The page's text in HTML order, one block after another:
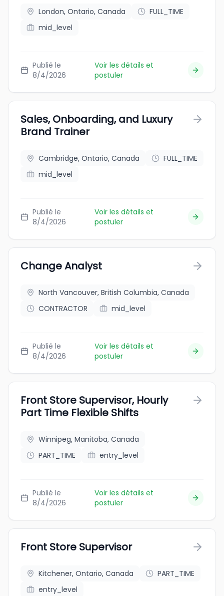
London, Ontario, Canada
FULL_TIME
mid_level
Publié le
8/4/2026
Voir les détails et
postuler
Sales, Onboarding, and Luxury
Brand Trainer
Cambridge, Ontario, Canada
FULL_TIME
mid_level
Publié le
8/4/2026
Voir les détails et
postuler
Change Analyst
North Vancouver, British Columbia, Canada
CONTRACTOR
mid_level
Publié le
8/4/2026
Voir les détails et
postuler
Front Store Supervisor, Hourly
Part Time Flexible Shifts
Winnipeg, Manitoba, Canada
PART_TIME
entry_level
Publié le
8/4/2026
Voir les détails et
postuler
Front Store Supervisor
Kitchener, Ontario, Canada
PART_TIME
entry_level